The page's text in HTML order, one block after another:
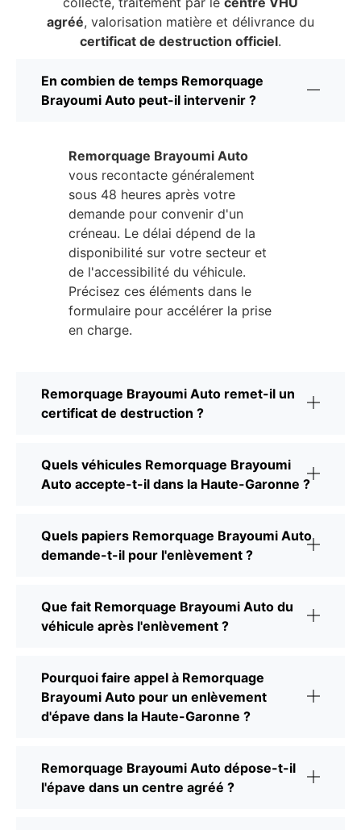
agréé, valorisation matière et délivrance du
certificat de destruction officiel.
En combien de temps Remorquage
Brayoumi Auto peut-il intervenir ?
Remorquage Brayoumi Auto
vous recontacte généralement
sous 48 heures après votre
demande pour convenir d'un
créneau. Le délai dépend de la
disponibilité sur votre secteur et
de l'accessibilité du véhicule.
Précisez ces éléments dans le
formulaire pour accélérer la prise
en charge.
Remorquage Brayoumi Auto remet-il un
certificat de destruction ?
Quels véhicules Remorquage Brayoumi
Auto accepte-t-il dans la Haute-Garonne ?
Quels papiers Remorquage Brayoumi Auto
demande-t-il pour l'enlèvement ?
Que fait Remorquage Brayoumi Auto du
véhicule après l'enlèvement ?
Pourquoi faire appel à Remorquage
Brayoumi Auto pour un enlèvement
d'épave dans la Haute-Garonne ?
Remorquage Brayoumi Auto dépose-t-il
l'épave dans un centre agréé ?